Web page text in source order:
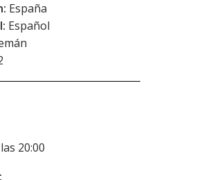
España
Español
20:00